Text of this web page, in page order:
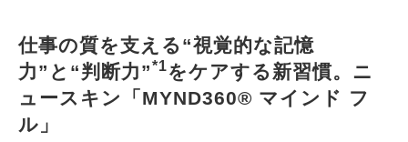
仕事の質を支える“視覚的な記憶
力”と“判断力”*1をケアする新習慣。ニ
ュースキン「MYND360® マインド フ
ル」